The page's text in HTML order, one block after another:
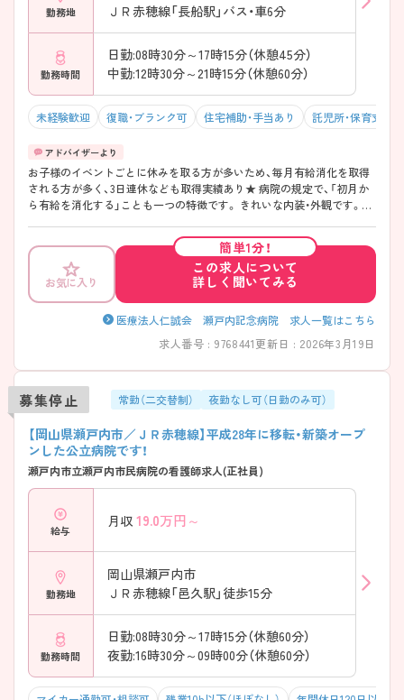
勤務地
ＪＲ赤穂線「長船駅」バス・車6分
勤務時間
日勤:08時30分～17時15分（休憩45分）
中勤:12時30分～21時15分（休憩60分）
未経験歓迎 復職・ブランク可 住宅補助・手当あり 託児所・保育支援
お子様のイベントごとに休みを取る方が多いため、毎月有給消化を取得
される方が多く、3日連休なども取得実績あり★ 病院の規定で、「初月か
ら有給を消化する」ことも一つの特徴です。 きれいな内装・外観です。ま
高齢者看護というイメージになります。
お気に入り
簡単1分！
この求人について
詳しく聞いてみる
医療法人仁誠会 瀬戸内記念病院 求人一覧はこちら
求人番号 : 9768441更新日 : 2026年3月19日
募集停止 常勤（二交替制） 夜勤なし可（日勤のみ可）
【岡山県瀬戸内市／ＪＲ赤穂線】平成28年に移転・新築オープ
ンした公立病院です！
瀬戸内市立瀬戸内市民病院の看護師求人(正社員)
給与
月収 19.0万円～
勤務地
岡山県瀬戸内市
ＪＲ赤穂線「邑久駅」徒歩15分
勤務時間
日勤:08時30分～17時15分（休憩60分）
夜勤:16時30分～09時00分（休憩60分）